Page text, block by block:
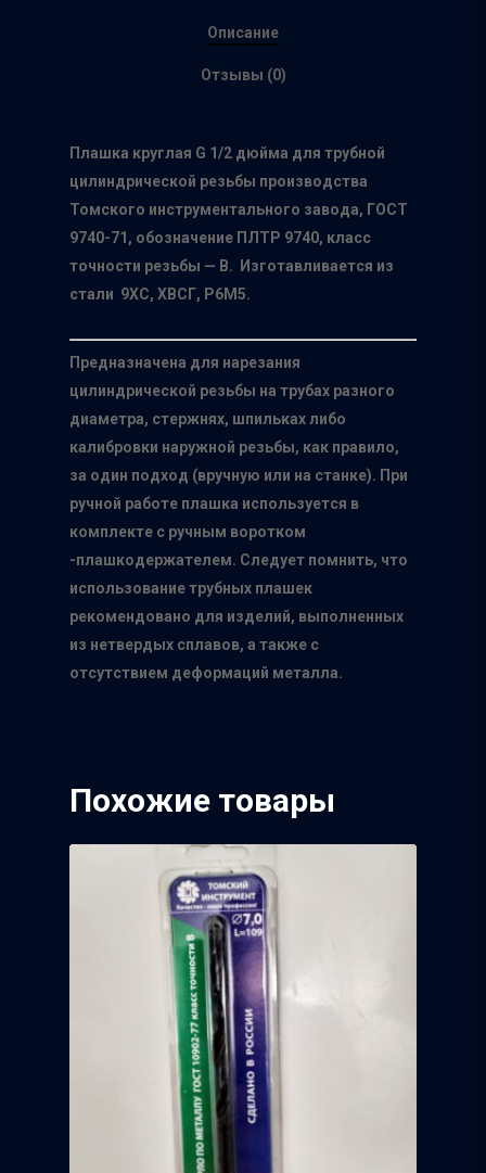
Описание
Отзывы (0)
Плашка круглая G 1/2 дюйма для трубной
цилиндрической резьбы производства
Томского инструментального завода, ГОСТ
9740-71, обозначение ПЛТР 9740, класс
точности резьбы — В. Изготавливается из
стали 9ХС, ХВСГ, Р6М5.
Предназначена для нарезания
цилиндрической резьбы на трубах разного
диаметра, стержнях, шпильках либо
калибровки наружной резьбы, как правило,
за один подход (вручную или на станке). При
ручной работе плашка используется в
комплекте с ручным воротком
-плашкодержателем. Следует помнить, что
использование трубных плашек
рекомендовано для изделий, выполненных
из нетвердых сплавов, а также с
отсутствием деформаций металла.
Похожие товары
Главная
О нас
Каталог
Производители
Группа компаний
инструмент
ISMAFLEX
Точки продаж